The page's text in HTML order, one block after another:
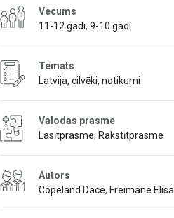
Vecums
11-12 gadi, 9-10 gadi
Temats
Latvija, cilvēki, notikumi
Valodas prasme
Lasītprasme, Rakstītprasme
Autors
Copeland Dace, Freimane Elisa